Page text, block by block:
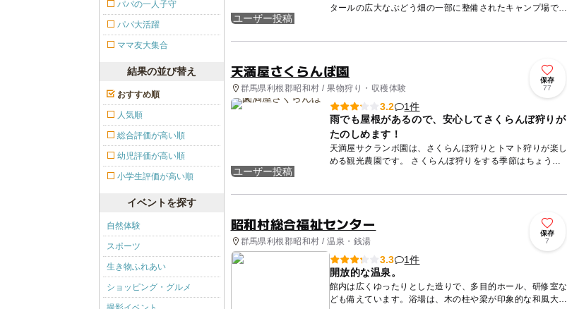
ユーザー投稿
タールの広大なぶどう畑の一部に整備されたキャンプ場で
天満屋さくらんぼ園
群馬県利根郡昭和村 / 果物狩り・収穫体験
保存
77
ユーザー投稿
3.2
1件
雨でも屋根があるので、安心してさくらんぼ狩りが
たのしめます！
天満屋サクランボ園は、さくらんぼ狩りとトマト狩りが楽し
める観光農園です。 さくらんぼ狩りをする季節はちょうど6
昭和村総合福祉センター
群馬県利根郡昭和村 / 温泉・銭湯
保存
7
3.3
1件
開放的な温泉。
館内は広くゆったりとした造りで、多目的ホール、研修室な
ども備えています。浴場は、木の柱や梁が印象的な和風大浴
パパの一人子守
パパ大活躍
ママ友大集合
結果の並び替え
おすすめ順
人気順
総合評価が高い順
幼児評価が高い順
小学生評価が高い順
イベントを探す
自然体験
スポーツ
生き物ふれあい
ショッピング・グルメ